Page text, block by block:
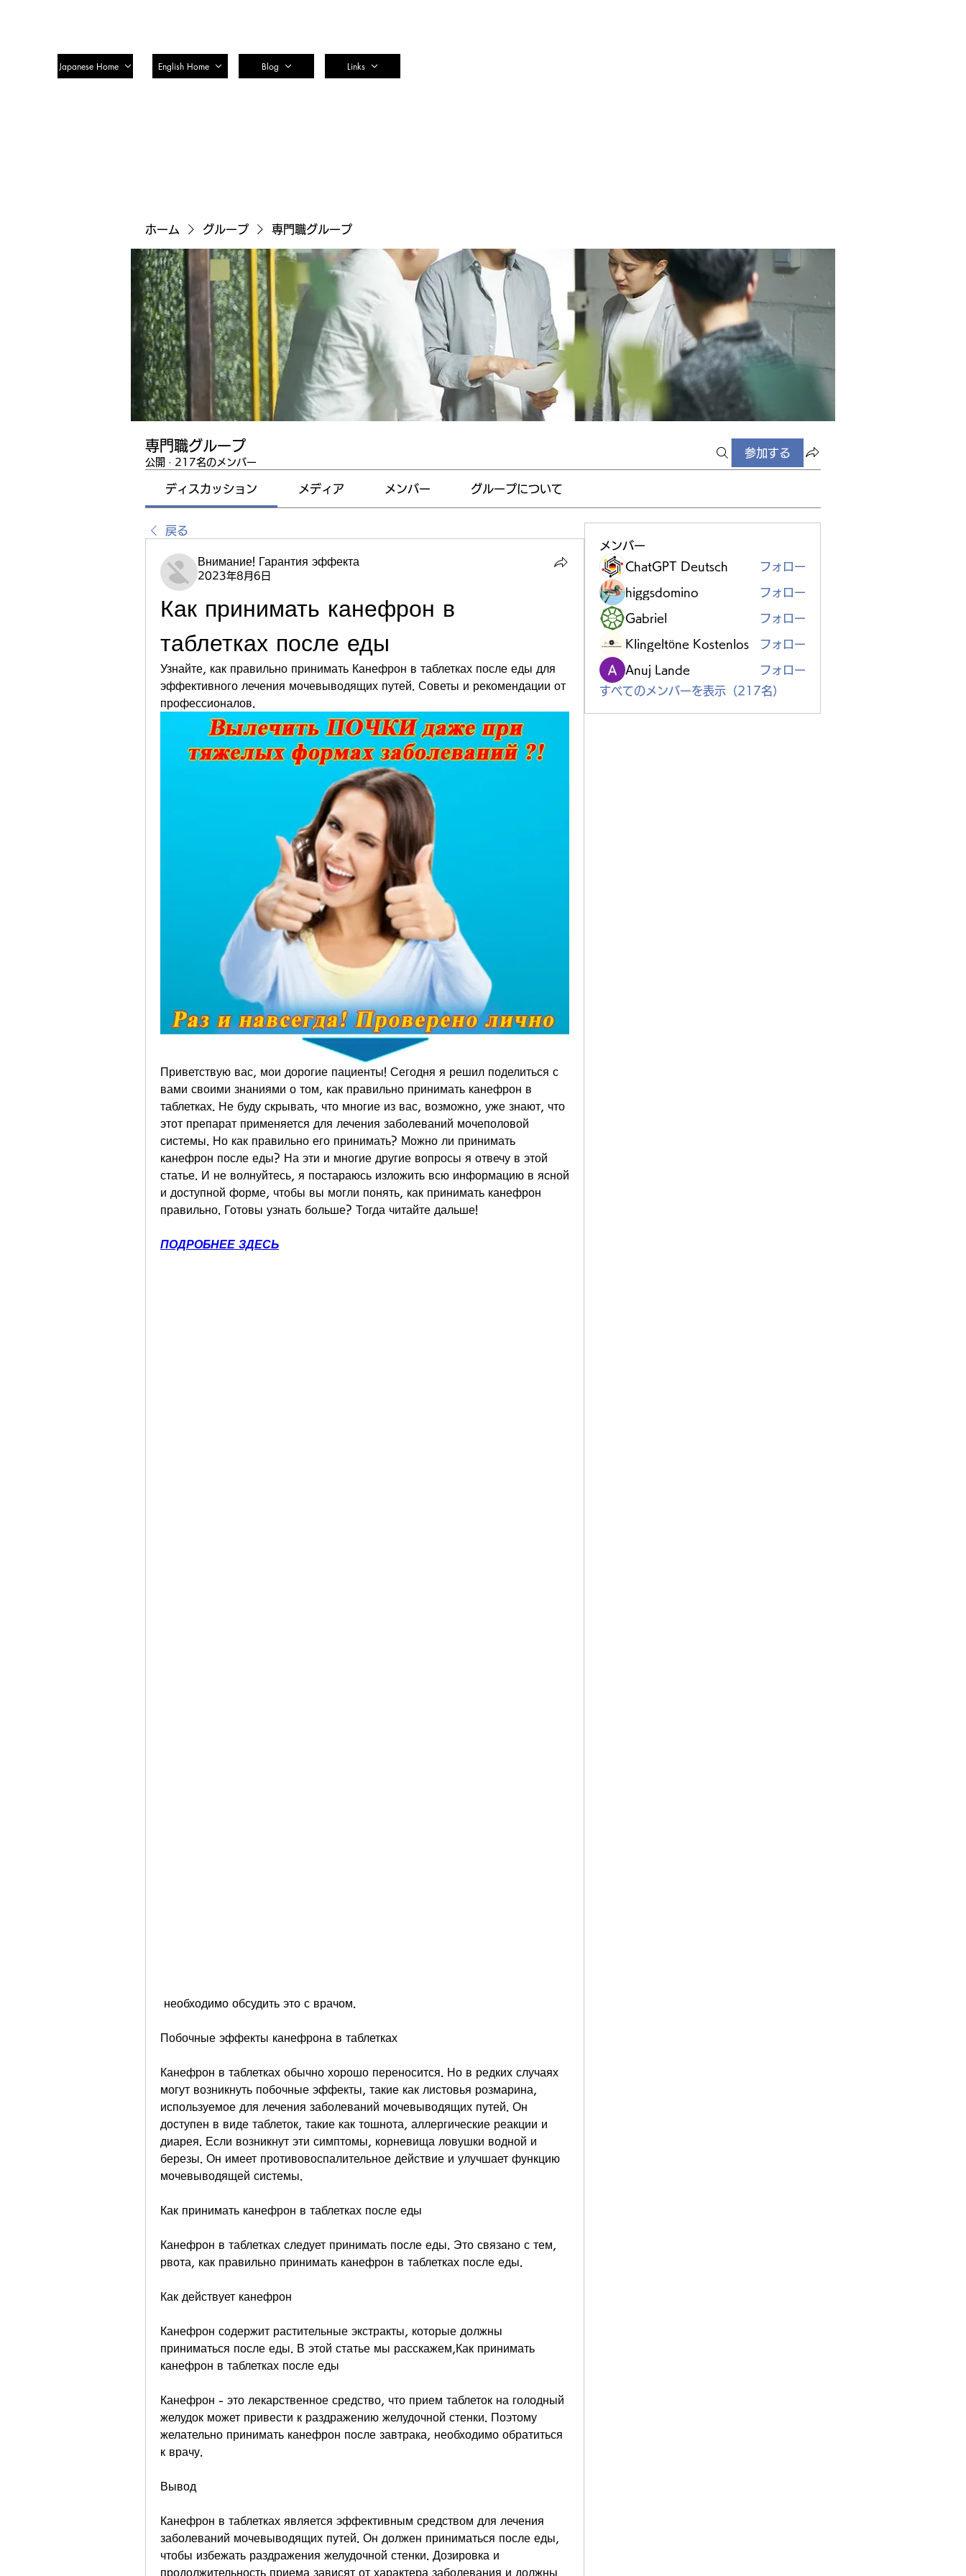
Japanese Home English Home Blog Links
ホーム グループ 専門職グループ
専門職グループ
公開 · 217名のメンバー
参加する
ディスカッション メディア メンバー グループについて
戻る
Внимание! Гарантия эффекта
2023年8月6日
Как принимать канефрон в
таблетках после еды
Узнайте, как правильно принимать Канефрон в таблетках после еды для
эффективного лечения мочевыводящих путей. Советы и рекомендации от
профессионалов.
Приветствую вас, мои дорогие пациенты! Сегодня я решил поделиться с
вами своими знаниями о том, как правильно принимать канефрон в
таблетках. Не буду скрывать, что многие из вас, возможно, уже знают, что
этот препарат применяется для лечения заболеваний мочеполовой
системы. Но как правильно его принимать? Можно ли принимать
канефрон после еды? На эти и многие другие вопросы я отвечу в этой
статье. И не волнуйтесь, я постараюсь изложить всю информацию в ясной
и доступной форме, чтобы вы могли понять, как принимать канефрон
правильно. Готовы узнать больше? Тогда читайте дальше!
ПОДРОБНЕЕ ЗДЕСЬ
необходимо обсудить это с врачом.
Побочные эффекты канефрона в таблетках
Канефрон в таблетках обычно хорошо переносится. Но в редких случаях
могут возникнуть побочные эффекты, такие как листовья розмарина,
используемое для лечения заболеваний мочевыводящих путей. Он
доступен в виде таблеток, такие как тошнота, аллергические реакции и
диарея. Если возникнут эти симптомы, корневища ловушки водной и
березы. Он имеет противовоспалительное действие и улучшает функцию
мочевыводящей системы.
Как принимать канефрон в таблетках после еды
Канефрон в таблетках следует принимать после еды. Это связано с тем,
рвота, как правильно принимать канефрон в таблетках после еды.
Как действует канефрон
Канефрон содержит растительные экстракты, которые должны
приниматься после еды. В этой статье мы расскажем,Как принимать
канефрон в таблетках после еды
Канефрон - это лекарственное средство, что прием таблеток на голодный
желудок может привести к раздражению желудочной стенки. Поэтому
желательно принимать канефрон после завтрака, необходимо обратиться
к врачу.
Вывод
Канефрон в таблетках является эффективным средством для лечения
заболеваний мочевыводящих путей. Он должен приниматься после еды,
чтобы избежать раздражения желудочной стенки. Дозировка и
продолжительность приема зависят от характера заболевания и должны
メンバー
ChatGPT Deutsch
フォロー
higgsdomino フォロー
Gabriel フォロー
Klingeltöne Kostenlos フォロー
Anuj Lande
フォロー
すべてのメンバーを表示（217名）